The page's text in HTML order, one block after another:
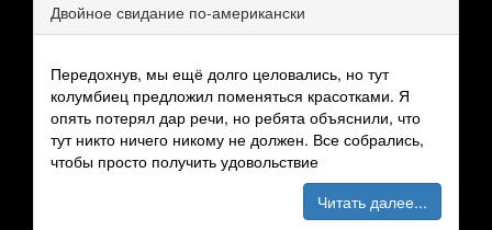
Двойное свидание по-американски
Передохнув, мы ещё долго целовались, но тут
колумбиец предложил поменяться красотками. Я
опять потерял дар речи, но ребята объяснили, что
тут никто ничего никому не должен. Все собрались,
чтобы просто получить удовольствие
Читать далее...